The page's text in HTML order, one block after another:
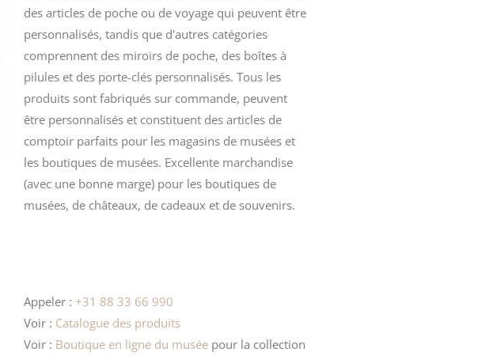
des articles depoche ou de voyagequi peuvent être
personnalisés, tandis que d'autres catégories
comprennent des miroirs de poche, des boîtes à
pilules et des porte-clés personnalisés. Tous les
produits sont fabriqués sur commande, peuvent
être personnalisés et constituent des articles de
comptoir parfaits pour les magasins de musées et
les boutiques de musées. Excellente marchandise
(avec une bonne marge) pour les boutiques de
musées, de châteaux, de cadeaux et de souvenirs.
Appeler : +31 88 33 66 990
Voir : Catalogue des produits
Voir : Boutique en ligne du musée pour la collection